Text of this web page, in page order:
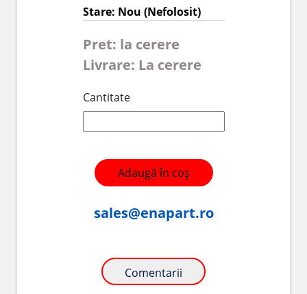
Stare: Nou (Nefolosit)
Pret: la cerere
Livrare: La cerere
Cantitate
Adaugă în coș
sales@enapart.ro
Comentarii